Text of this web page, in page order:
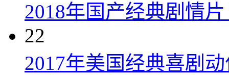
2018年国产经典剧情
22
2017年美国经典喜剧